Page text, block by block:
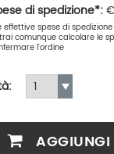
di spedizione*:€
effettive spese di
comunque calcolare le
l'ordine
AGGIUNGI